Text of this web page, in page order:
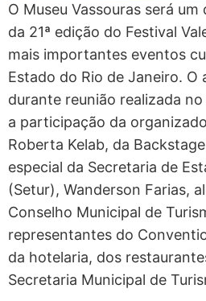
O Museu Vassouras será
da 21ª edição do Festival
mais importantes eventos
Estado do Rio de Janeiro.
durante reunião realizada
a participação da
Roberta Kelab, da
especial da Secretaria de
(Setur), Wanderson Farias,
Conselho Municipal de
representantes do
da hotelaria, dos
Secretaria Municipal de